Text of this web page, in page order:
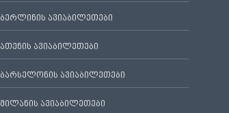
ბერლინის ავიაბილეთები
ათენის ავიაბილეთები
ბარსელონის ავიაბილეთები
მილანის ავიაბილეთები